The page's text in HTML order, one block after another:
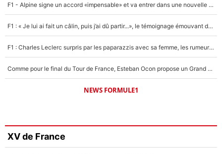
F1 - Alpine signe un accord «impensable» et va entrer dans une nouvelle dimension : Grande nouvelle pour Pierre Gasly !
F1 : « Je lui ai fait un câlin, puis j’ai dû partir...», le témoignage émouvant de Max Verstappen sur sa fille
F1 : Charles Leclerc surpris par les paparazzis avec sa femme, les rumeurs étaient vraies !
Comme pour le final du Tour de France, Esteban Ocon propose un Grand Prix de Formule 1 à Paris : «Autour de l’Arc de Triomphe, ce serait génial» !
NEWS FORMULE1
XV de France